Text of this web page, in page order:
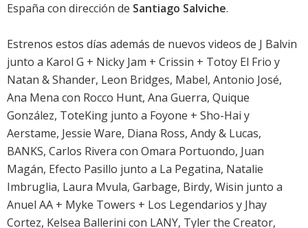
España con dirección de Santiago Salviche.
Estrenos estos días además de nuevos videos de J Balvin
junto a Karol G + Nicky Jam + Crissin + Totoy El Frio y
Natan & Shander, Leon Bridges, Mabel, Antonio José,
Ana Mena con Rocco Hunt, Ana Guerra, Quique
González, ToteKing junto a Foyone + Sho-Hai y
Aerstame, Jessie Ware, Diana Ross, Andy & Lucas,
BANKS, Carlos Rivera con Omara Portuondo, Juan
Magán, Efecto Pasillo junto a La Pegatina, Natalie
Imbruglia, Laura Mvula, Garbage, Birdy, Wisin junto a
Anuel AA + Myke Towers + Los Legendarios y Jhay
Cortez, Kelsea Ballerini con LANY, Tyler the Creator,